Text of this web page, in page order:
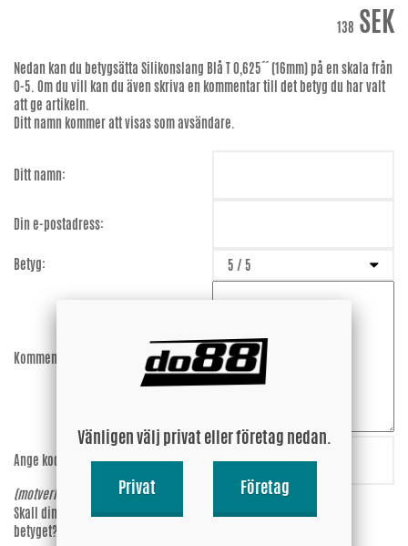
138 SEK
Nedan kan du betygsätta Silikonslang Blå T 0,625´´ (16mm) på en skala från
0-5. Om du vill kan du även skriva en kommentar till det betyg du har valt
att ge artikeln.
Ditt namn kommer att visas som avsändare.
Ditt namn:
Din e-postadress:
Betyg:
Kommentar:
Ange koden:
unNWXc
(motverkar spam)
Skall din epost-adress synas vid
betyget?
Ja
Vänligen välj privat eller företag nedan.
Privat Företag